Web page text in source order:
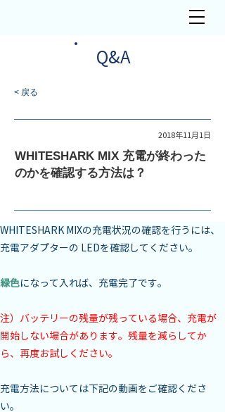
​Q&A
< 戻る
2018年11月1日
WHITESHARK MIX 充電が終わった
のかを確認する方法は？
WHITESHARK MIXの充電状況の確認を行うには、
充電アダプターの LEDを確認してください。
緑色になって入れば、充電完了です。
注）バッテリーの残量が残っている場合、充電が
開始しない場合があります。残量を減らしてか
ら、再度お試しください。
充電方法については下記の動画をご確認くださ
い。